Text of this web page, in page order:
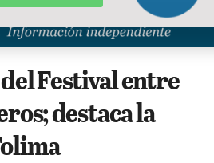
Festival entre
destaca la